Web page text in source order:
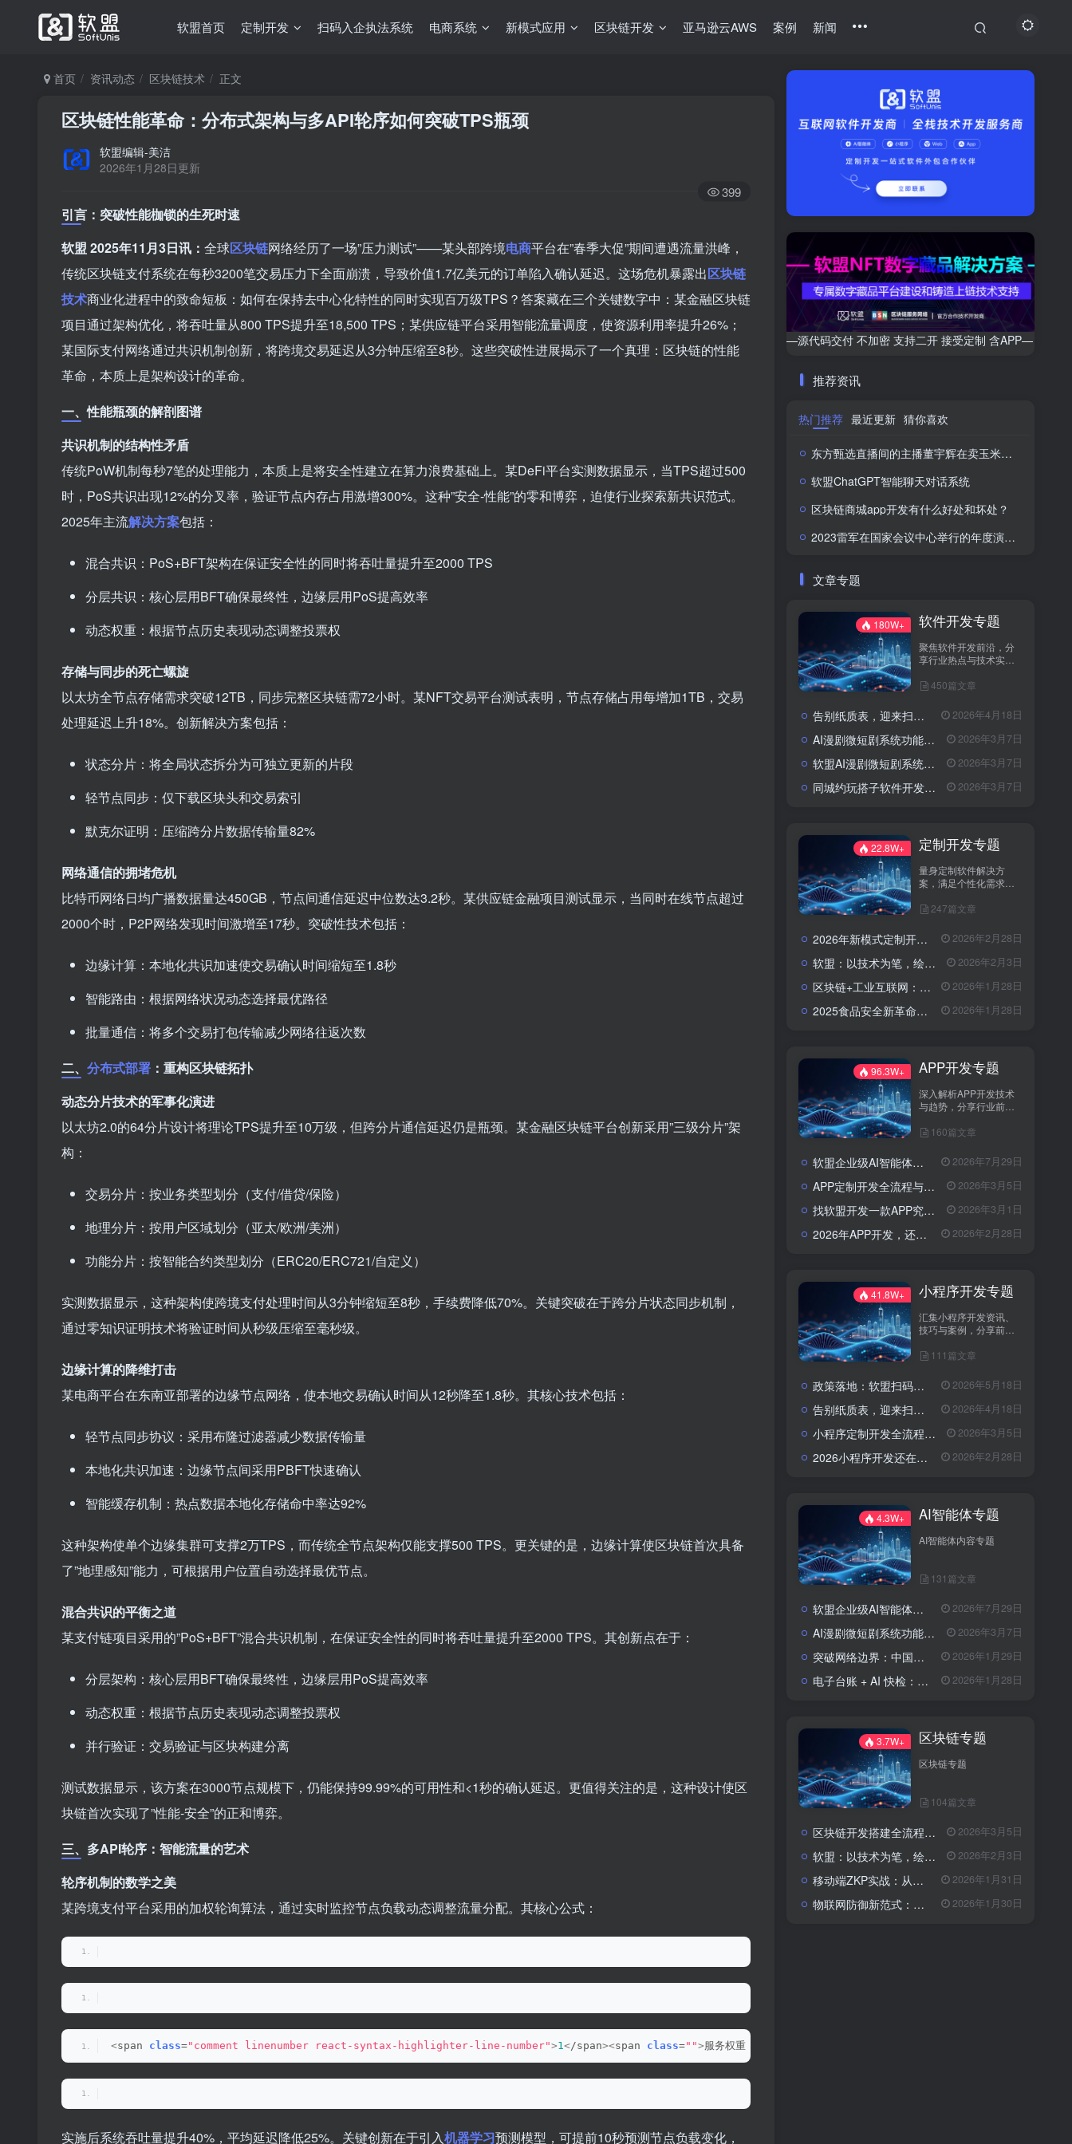
软盟首页 定制开发 扫码入企执法系统 电商系统 新模式应用 区块链开发 亚马逊云AWS 案例 新闻
首页 资讯动态 区块链技术 正文
区块链性能革命：分布式架构与多API轮序如何突破TPS瓶颈
软盟编辑-美洁
2026年1月28日更新
399
引言：突破性能枷锁的生死时速
软盟 2025年11月3日讯： 全球区块链网络经历了一场”压力测试”——某头部跨境电商平台在”春季大促”期间遭遇流量洪峰，
传统区块链支付系统在每秒3200笔交易压力下全面崩溃，导致价值1.7亿美元的订单陷入确认延迟。这场危机暴露出区块链
技术商业化进程中的致命短板：如何在保持去中心化特性的同时实现百万级TPS？答案藏在三个关键数字中：某金融区块链
项目通过架构优化，将吞吐量从800 TPS提升至18,500 TPS；某供应链平台采用智能流量调度，使资源利用率提升26%；
某国际支付网络通过共识机制创新，将跨境交易延迟从3分钟压缩至8秒。这些突破性进展揭示了一个真理：区块链的性能
革命，本质上是架构设计的革命。
一、性能瓶颈的解剖图谱
共识机制的结构性矛盾
传统PoW机制每秒7笔的处理能力，本质上是将安全性建立在算力浪费基础上。某DeFi平台实测数据显示，当TPS超过500
时，PoS共识出现12%的分叉率，验证节点内存占用激增300%。这种”安全-性能”的零和博弈，迫使行业探索新共识范式。
2025年主流解决方案包括：
混合共识：PoS+BFT架构在保证安全性的同时将吞吐量提升至2000 TPS
分层共识：核心层用BFT确保最终性，边缘层用PoS提高效率
动态权重：根据节点历史表现动态调整投票权
存储与同步的死亡螺旋
以太坊全节点存储需求突破12TB，同步完整区块链需72小时。某NFT交易平台测试表明，节点存储占用每增加1TB，交易
处理延迟上升18%。创新解决方案包括：
状态分片：将全局状态拆分为可独立更新的片段
轻节点同步：仅下载区块头和交易索引
默克尔证明：压缩跨分片数据传输量82%
网络通信的拥堵危机
比特币网络日均广播数据量达450GB，节点间通信延迟中位数达3.2秒。某供应链金融项目测试显示，当同时在线节点超过
2000个时，P2P网络发现时间激增至17秒。突破性技术包括：
边缘计算：本地化共识加速使交易确认时间缩短至1.8秒
智能路由：根据网络状况动态选择最优路径
批量通信：将多个交易打包传输减少网络往返次数
二、 分布式部署 ：重构区块链拓扑
动态分片技术的军事化演进
以太坊2.0的64分片设计将理论TPS提升至10万级，但跨分片通信延迟仍是瓶颈。某金融区块链平台创新采用”三级分片”架
构：
交易分片：按业务类型划分（支付/借贷/保险）
地理分片：按用户区域划分（亚太/欧洲/美洲）
功能分片：按智能合约类型划分（ERC20/ERC721/自定义）
实测数据显示，这种架构使跨境支付处理时间从3分钟缩短至8秒，手续费降低70%。关键突破在于跨分片状态同步机制，
通过零知识证明技术将验证时间从秒级压缩至毫秒级。
边缘计算的降维打击
某电商平台在东南亚部署的边缘节点网络，使本地交易确认时间从12秒降至1.8秒。其核心技术包括：
轻节点同步协议：采用布隆过滤器减少数据传输量
本地化共识加速：边缘节点间采用PBFT快速确认
智能缓存机制：热点数据本地化存储命中率达92%
这种架构使单个边缘集群可支撑2万TPS，而传统全节点架构仅能支撑500 TPS。更关键的是，边缘计算使区块链首次具备
了”地理感知”能力，可根据用户位置自动选择最优节点。
混合共识的平衡之道
某支付链项目采用的”PoS+BFT”混合共识机制，在保证安全性的同时将吞吐量提升至2000 TPS。其创新点在于：
分层架构：核心层用BFT确保最终性，边缘层用PoS提高效率
动态权重：根据节点历史表现动态调整投票权
并行验证：交易验证与区块构建分离
测试数据显示，该方案在3000节点规模下，仍能保持99.99%的可用性和<1秒的确认延迟。更值得关注的是，这种设计使区
块链首次实现了”性能-安全”的正和博弈。
三、多API轮序：智能流量的艺术
轮序机制的数学之美
某跨境支付平台采用的加权轮询算法，通过实时监控节点负载动态调整流量分配。其核心公式：
<span class="comment linenumber react-syntax-highlighter-line-number">1</span><span class="">服务权重
实施后系统吞吐量提升40%，平均延迟降低25%。关键创新在于引入机器学习预测模型，可提前10秒预测节点负载变化，
—源代码交付 不加密 支持二开 接受定制 含APP—
推荐资讯
热门推荐 最近更新 猜你喜欢
东方甄选直播间的主播董宇辉在卖玉米时称“918是好日子”，此事引发网络热议。
软盟ChatGPT智能聊天对话系统
区块链商城app开发有什么好处和坏处？
2023雷军在国家会议中心举行的年度演讲全文：成长的经历和感悟
文章专题
180W+ 软件开发专题
聚焦软件开发前沿，分
享行业热点与技术实
450篇文章
告别纸质表，迎来扫码风：企业检查开启“数字入企”新篇章 2026年4月18日
AI漫剧微短剧系统功能包括了哪些？ 2026年3月7日
软盟AI漫剧微短剧系统：以技术破局，重塑内容生产新范式 2026年3月7日
同城约玩搭子软件开发解决方案：模式选择与快速上线策略 2026年3月7日
22.8W+ 定制开发专题
量身定制软件解决方
案，满足个性化需求。
您实现业务创新与技术
247篇文章
2026年新模式定制开发找谁？软盟科技——数字化转型的可靠伙伴 2026年2月28日
软盟：以技术为笔，绘就数字经济新蓝图——全栈开发服务赋能企业数字化转型 2026年2月3日
区块链+工业互联网：青岛港无纸化提货的数字化革新路径 2026年1月28日
2025食品安全新革命：AI+区块链，重塑农产品信任链 2026年1月28日
96.3W+ APP开发专题
深入解析APP开发技术
与趋势，分享行业前沿
打造卓越应用，引领市
160篇文章
软盟企业级AI智能体定制开发业务全景：从技术交付到场景价值落地 2026年7月29日
APP定制开发全流程与成本解析：从需求到落地的系统性攻略 2026年3月5日
找软盟开发一款APP究竟要花多少钱？揭秘影响预算的五大核心因素 2026年3月1日
2026年APP开发，还在为选服务商发愁吗？软盟用实力说话！ 2026年2月28日
41.8W+ 小程序开发专题
汇集小程序开发资讯、
技巧与案例，分享前沿
111篇文章
政策落地：软盟扫码入企系统为规范涉企行政检查提供数字化解决方案 2026年5月18日
告别纸质表，迎来扫码风：企业检查开启“数字入企”新篇章 2026年4月18日
小程序定制开发全流程解析：流程、费用与避坑指南 2026年3月5日
2026小程序开发还在东拼西凑？软盟定制方案让你赢在起跑线？ 2026年2月28日
4.3W+ AI智能体专题
AI智能体内容专题
131篇文章
软盟企业级AI智能体定制开发业务全景：从技术交付到场景价值落地 2026年7月29日
AI漫剧微短剧系统功能包括了哪些？ 2026年3月7日
突破网络边界：中国实现全球首次人形机器人低轨卫星自主作业 2026年1月29日
电子台账 + AI 快检：区块链技术如何为农批市场食品安全上“双保险”？ 2026年1月28日
3.7W+ 区块链专题
区块链专题
104篇文章
区块链开发搭建全流程与成本解析：从架构设计到落地的系统性指南 2026年3月5日
软盟：以技术为笔，绘就数字经济新蓝图——全栈开发服务赋能企业数字化转型 2026年2月3日
移动端ZKP实战：从算法瓶颈到体验优化的全栈开发指南 2026年1月31日
物联网防御新范式：基于区块链与CSA 2.0的主动免疫体系 2026年1月30日